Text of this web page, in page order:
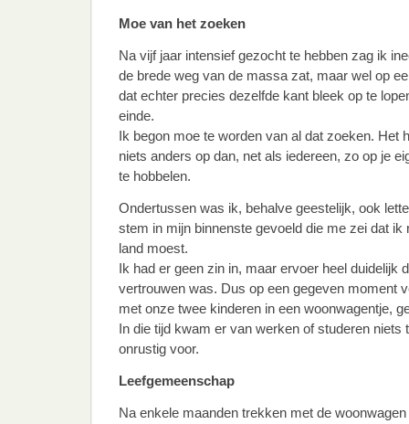
Moe van het zoeken
Na vijf jaar intensief gezocht te hebben zag ik
de brede weg van de massa zat, maar wel op
dat echter precies dezelfde kant bleek op te
einde.
Ik begon moe te worden van al dat zoeken. Het
niets anders op dan, net als iedereen, zo op je
te hobbelen.
Ondertussen was ik, behalve geestelijk, ook
stem in mijn binnenste gevoeld die me zei dat ik
land moest.
Ik had er geen zin in, maar ervoer heel duidelijk
vertrouwen was. Dus op een gegeven moment
met onze twee kinderen in een woonwagentje,
In die tijd kwam er van werken of studeren niets
onrustig voor.
Leefgemeenschap
Na enkele maanden trekken met de